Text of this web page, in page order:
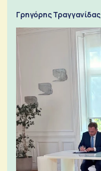
Γρηγόρης Τραγγανίδας